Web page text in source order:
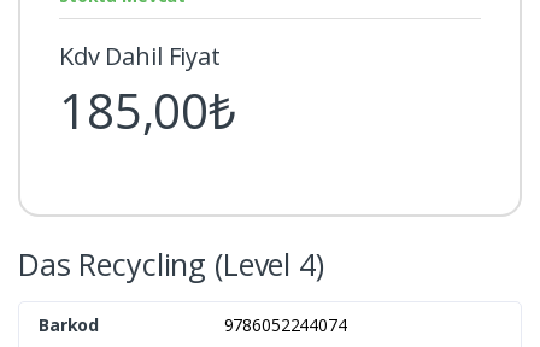
Das Recycling (Level 4)
Barkod
9786052244074
Kdv Dahil Fiyat
185,00₺